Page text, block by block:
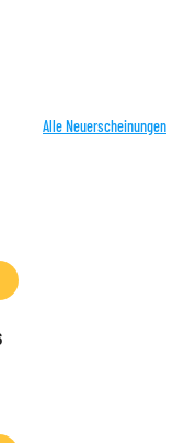
Alle Neuerscheinungen